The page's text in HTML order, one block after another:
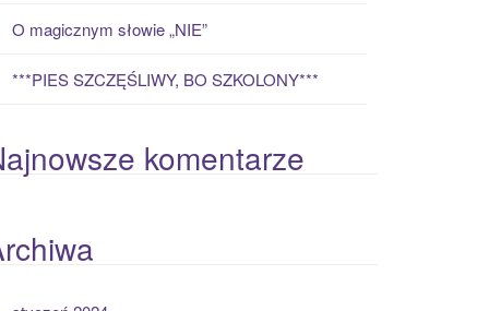
O magicznym słowie „NIE”
***PIES SZCZĘŚLIWY, BO SZKOLONY***
komentarze